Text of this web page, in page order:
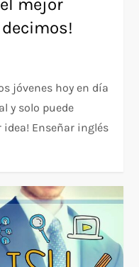
mejor
jóvenes hoy en día
y solo puede
idea! Enseñar inglés